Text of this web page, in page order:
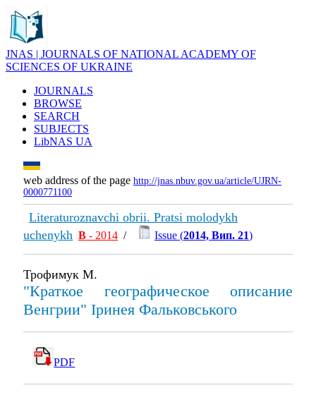
JNAS | JOURNALS OF NATIONAL ACADEMY OF
SCIENCES OF UKRAINE
JOURNALS
BROWSE
SEARCH
SUBJECTS
LibNAS UA
web address of the page http://jnas.nbuv.gov.ua/article/UJRN-
0000771100
Literaturoznavchi obrii. Pratsi molodykh
uchenykh В - 2014 / Issue (2014, Вип. 21)
Трофимук М.
"Краткое географическое описание
Венгрии" Іринея Фальковського
PDF